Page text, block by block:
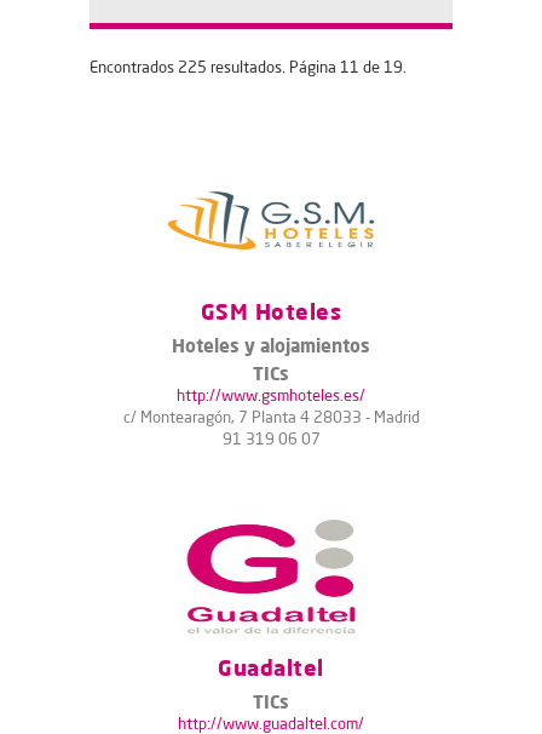
Encontrados 225 resultados. Página 11 de 19.
GSM Hoteles
Hoteles y alojamientos
TICs
http://www.gsmhoteles.es/
c/ Montearagón, 7 Planta 4 28033 - Madrid
91 319 06 07
Guadaltel
TICs
http://www.guadaltel.com/